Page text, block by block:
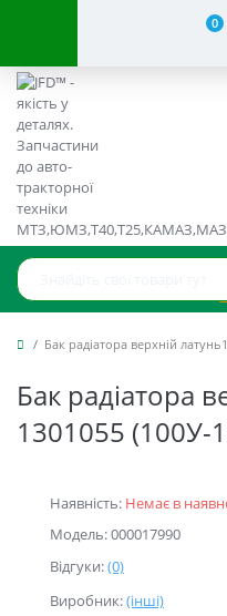
0
Бак радіатора верхній
Бак радіатора
1301055 (100У-
Наявність: Немає в
Модель: 000017990
Відгуки:(0)
Виробник:(інші)